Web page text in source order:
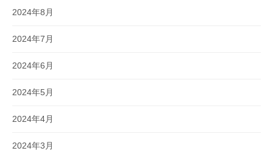
2024年8月
2024年7月
2024年6月
2024年5月
2024年4月
2024年3月